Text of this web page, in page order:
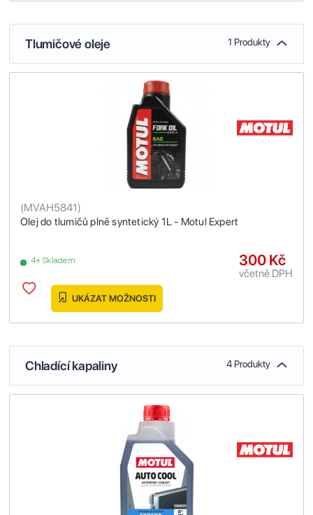
Tlumičové oleje 1 Produkty
Olej do tlumičů plně syntetický 1L - Motul Expert
(MVAH5841)
4+ Skladem 300 Kč
včetně DPH
UKÁZAT MOŽNOSTI
Chladící kapaliny 4 Produkty